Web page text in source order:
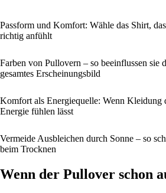
Passform und Komfort: Wähle das Shirt,
richtig anfühlt
Farben von Pullovern – so beeinflussen sie
gesamtes Erscheinungsbild
Komfort als Energiequelle: Wenn Kleidung
Energie fühlen lässt
Vermeide Ausbleichen durch Sonne – so
beim Trocknen
Wenn der Pullover schon